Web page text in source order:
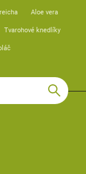
Aloe vera
Tvarohové knedlíky